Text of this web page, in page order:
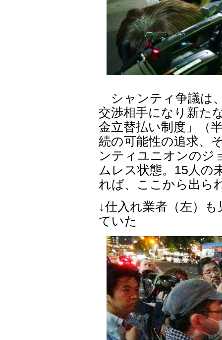
シャンティ争議は
交渉相手になり新た
金立替払い制度」（
続の可能性の追求、
ンティユニオンのジ
ムレス状態。15人の
れば、ここから出ら
↓仕入れ業者（左）
ていた